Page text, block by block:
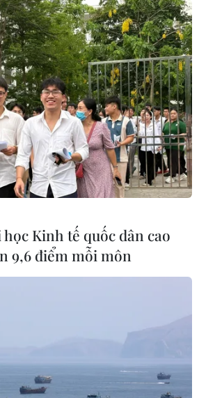
tra thông tin về tình
cát rầm rộ
ảnh hưởng của việc khai thác
Kinh tế quốc dân cao
9,6 điểm mỗi môn